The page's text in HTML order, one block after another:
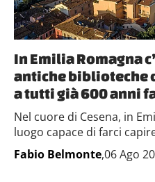
In Emilia Romagna
antiche biblioteche
a tutti già 600 anni
Nel cuore di Cesena, in
luogo capace di farci
Fabio Belmonte,06 Ago